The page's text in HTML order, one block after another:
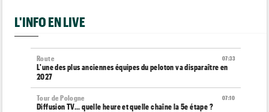
L'INFO EN LIVE
07:33
Route
L'une des plus anciennes équipes du peloton va disparaître en
2027
07:10
Tour de Pologne
Diffusion TV... quelle heure et quelle chaîne la 5e étape ?